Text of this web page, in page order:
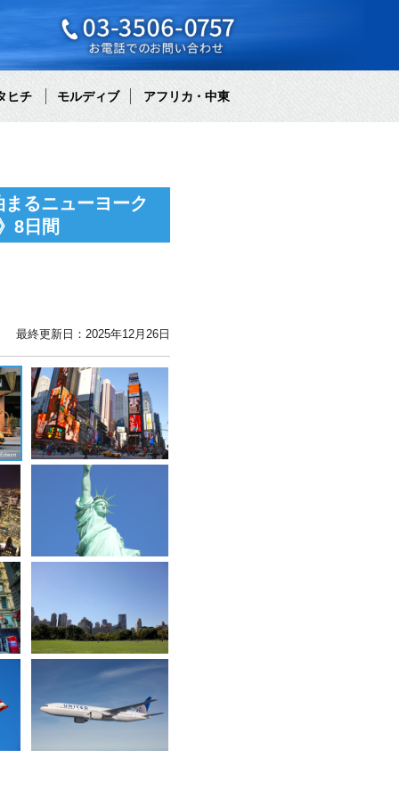
ヒチ モルディブ アフリカ・中東
るニューヨーク
8日間
最終更新日：2025年12月26日